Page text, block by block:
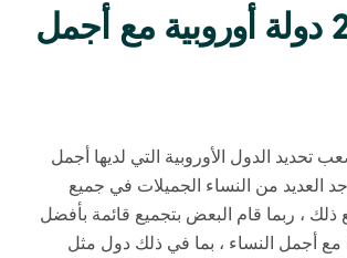
أفضل 20 دولة أوروبية مع أجمل
تحديد الدول الأوروبية التي لديها أجمل
العديد من النساء الجميلات في جميع
ذلك ، ربما قام البعض بتجميع قائمة بأفضل
مع أجمل النساء ، بما في ذلك دول مثل